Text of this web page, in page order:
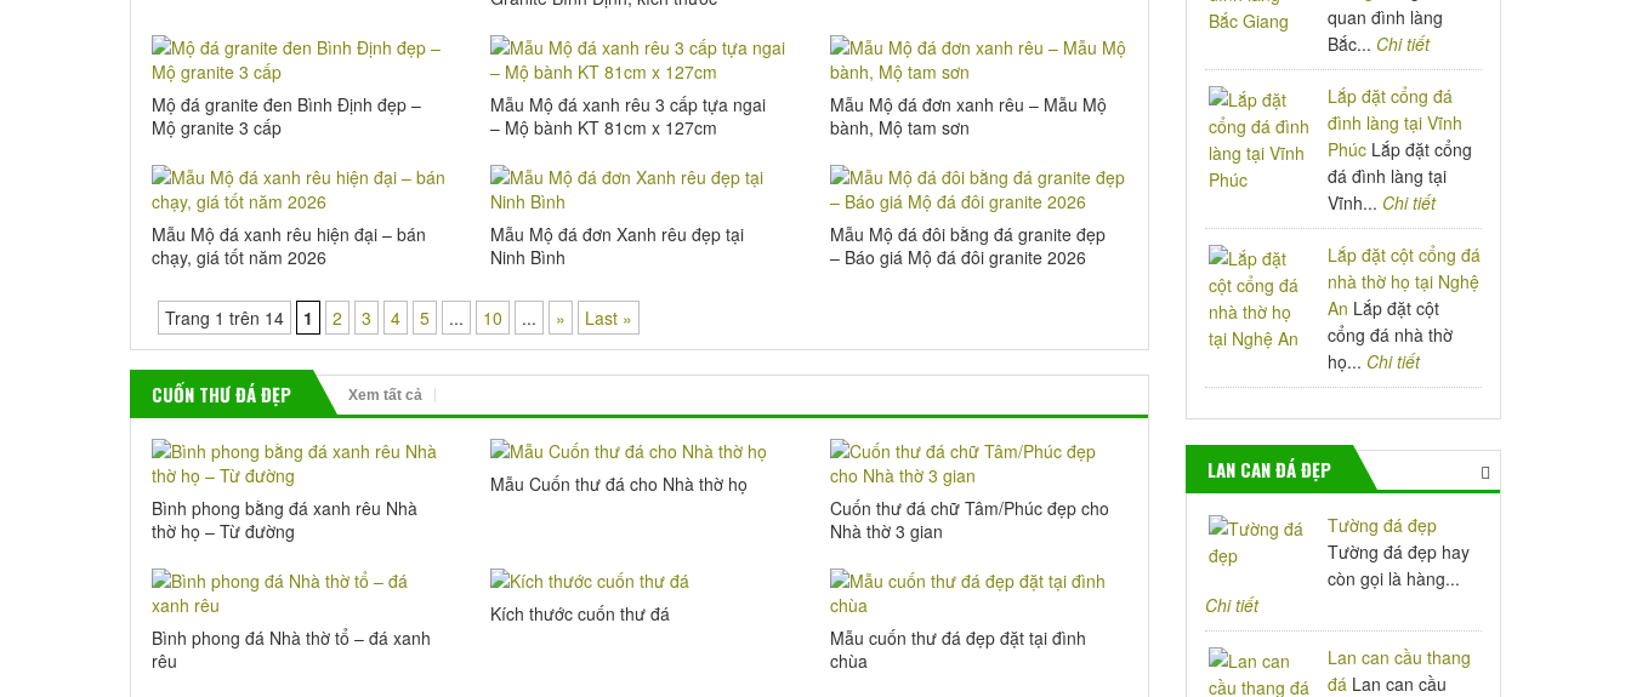
Mộ đá granite đen Bình Định đẹp –
Mộ granite 3 cấp
Mẫu Mộ đá xanh rêu 3 cấp tựa ngai
– Mộ bành KT 81cm x 127cm
Mẫu Mộ đá đơn xanh rêu – Mẫu Mộ
bành, Mộ tam sơn
Mẫu Mộ đá xanh rêu hiện đại – bán
chạy, giá tốt năm 2026
Mẫu Mộ đá đơn Xanh rêu đẹp tại
Ninh Bình
Mẫu Mộ đá đôi bằng đá granite đẹp
– Báo giá Mộ đá đôi granite 2026
Trang 1 trên 14 1 2 3 4 5 ... 10 ... » Last »
CUỐN THƯ ĐÁ ĐẸP Xem tất cả
Bình phong bằng đá xanh rêu Nhà
thờ họ – Từ đường
Mẫu Cuốn thư đá cho Nhà thờ họ
Cuốn thư đá chữ Tâm/Phúc đẹp cho
Nhà thờ 3 gian
Bình phong đá Nhà thờ tổ – đá xanh
rêu
Kích thước cuốn thư đá
Mẫu cuốn thư đá đẹp đặt tại đình
chùa
quan đình làng
Bắc... Chi tiết
Lắp đặt cổng đá
đình làng tại Vĩnh
Phúc Lắp đặt cổng
đá đình làng tại
Vĩnh... Chi tiết
Lắp đặt cột cổng đá
nhà thờ họ tại Nghệ
An Lắp đặt cột
cổng đá nhà thờ
họ... Chi tiết
LAN CAN ĐÁ ĐẸP
Tường đá đẹp
Tường đá đẹp hay
còn gọi là hàng...
Chi tiết
Lan can cầu thang
đá Lan can cầu